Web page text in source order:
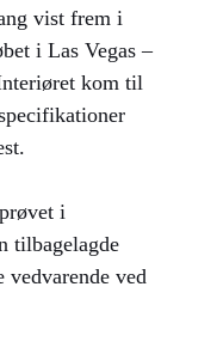
vist frem i
i Las Vegas –
kom til
i
tilbagelagde
vedvarende ved